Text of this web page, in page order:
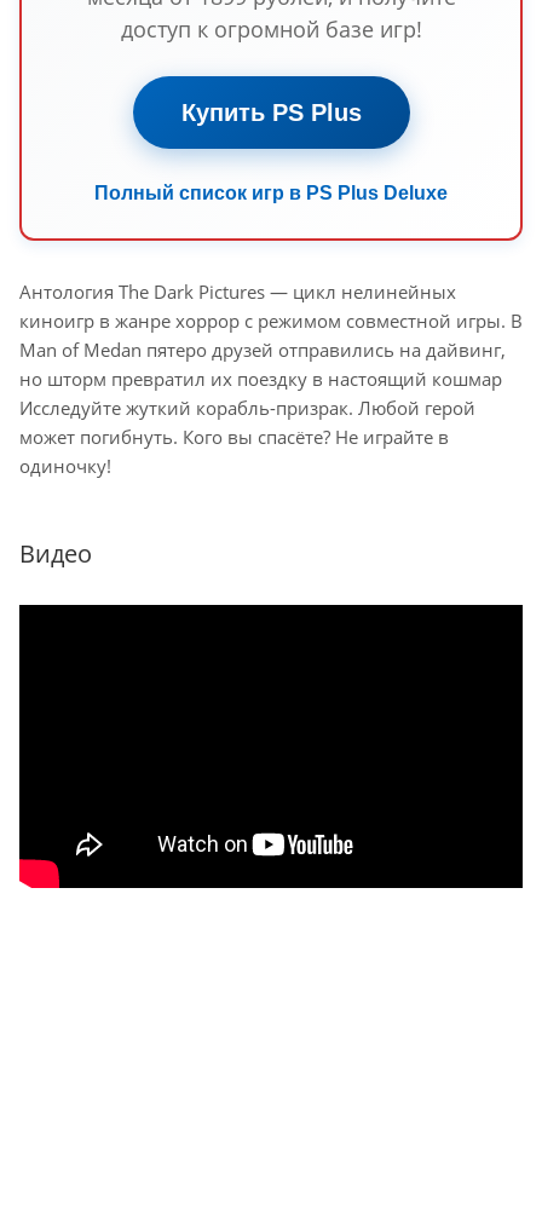
доступ к огромной базе игр!
Купить PS Plus
Полный список игр в PS Plus Deluxe
Антология The Dark Pictures — цикл нелинейных
киноигр в жанре хоррор с режимом совместной игры. В
Man of Medan пятеро друзей отправились на дайвинг,
но шторм превратил их поездку в настоящий кошмар
Исследуйте жуткий корабль-призрак. Любой герой
может погибнуть. Кого вы спасёте? Не играйте в
одиночку!
Видео